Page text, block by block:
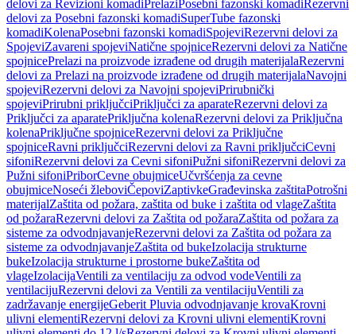
delovi za Revizioni komadiPrelaziPosebni fazonski komadiRezervni
delovi za Posebni fazonski komadiSuperTube fazonski
komadiKolenaPosebni fazonski komadiSpojeviRezervni delovi za
SpojeviZavareni spojeviNatične spojniceRezervni delovi za Natične
spojnicePrelazi na proizvode izrađene od drugih materijalaRezervni
delovi za Prelazi na proizvode izrađene od drugih materijalaNavojni
spojeviRezervni delovi za Navojni spojeviPrirubnički
spojeviPrirubni priključciPriključci za aparateRezervni delovi za
Priključci za aparatePriključna kolenaRezervni delovi za Priključna
kolenaPriključne spojniceRezervni delovi za Priključne
spojniceRavni priključciRezervni delovi za Ravni priključciCevni
sifoniRezervni delovi za Cevni sifoniPužni sifoniRezervni delovi za
Pužni sifoniPriborCevne obujmiceUčvršćenja za cevne
obujmiceNoseći žleboviČepoviZaptivkeGrađevinska zaštitaPotrošni
materijalZaštita od požara, zaštita od buke i zaštita od vlageZaštita
od požaraRezervni delovi za Zaštita od požaraZaštita od požara za
sisteme za odvodnjavanjeRezervni delovi za Zaštita od požara za
sisteme za odvodnjavanjeZaštita od bukeIzolacija strukturne
bukeIzolacija strukturne i prostorne bukeZaštita od
vlageIzolacijaVentili za ventilaciju za odvod vodeVentili za
ventilacijuRezervni delovi za Ventili za ventilacijuVentili za
zadržavanje energijeGeberit Pluvia odvodnjavanje krovaKrovni
ulivni elementiRezervni delovi za Krovni ulivni elementiKrovni